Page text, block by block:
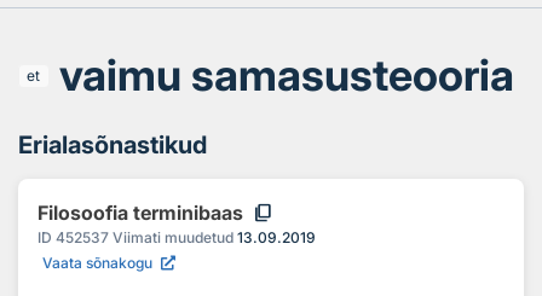
et vaimu samasusteooria
Erialasõnastikud
Filosoofia terminibaas content_copy
ID 452537 Viimati muudetud 13.09.2019
Vaata sõnakogu